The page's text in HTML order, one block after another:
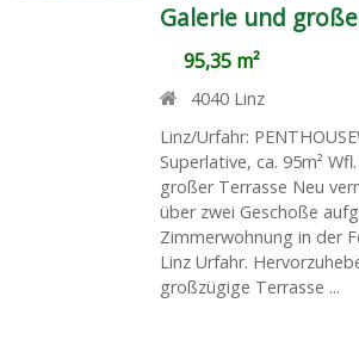
Galerie und
95,35 m²
4040 Linz
Linz/Urfahr:
Superlative, ca. 95m²
großer Terrasse Neu
über zwei Geschoße
Zimmerwohnung in der
Linz Urfahr.
großzügige Terrasse ...